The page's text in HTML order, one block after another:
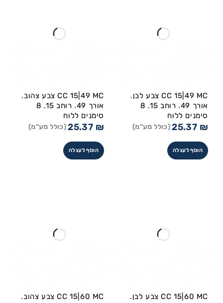
CC 15|49 MC צבע לבן.
אורך 49. רוחב 15. 8
סימנים ללוח
25.37 ₪ (כולל מע"מ)
הוסף לעגלה
CC 15|49 MC צבע צהוב.
אורך 49. רוחב 15. 8
סימנים ללוח
25.37 ₪ (כולל מע"מ)
הוסף לעגלה
CC 15|60 MC צבע לבן.
CC 15|60 MC צבע צהוב.